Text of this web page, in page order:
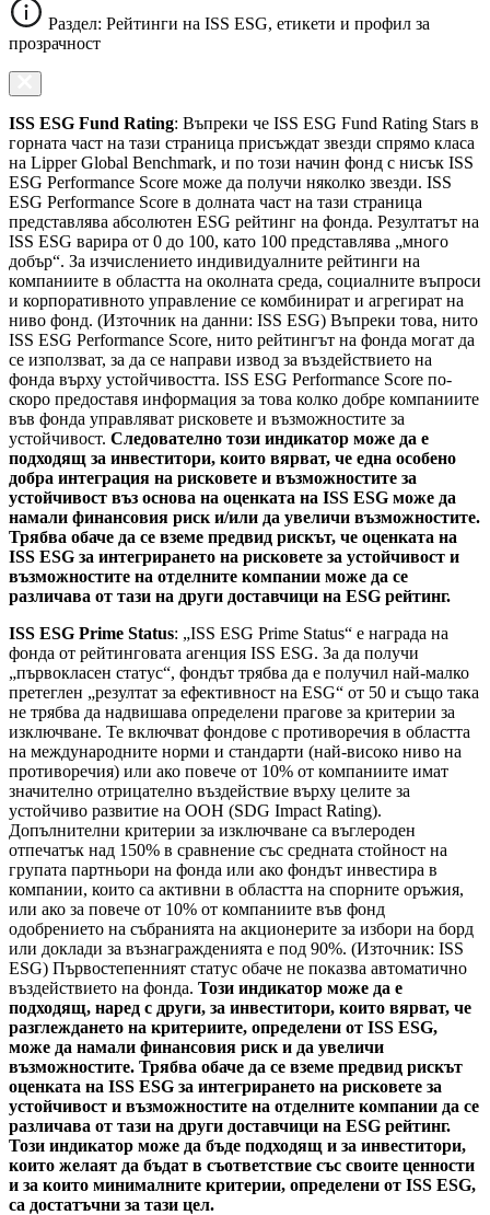
Раздел: Рейтинги на ISS ESG, етикети и профил за
прозрачност
ISS ESG Fund Rating: Въпреки че ISS ESG Fund Rating Stars в
горната част на тази страница присъждат звезди спрямо класа
на Lipper Global Benchmark, и по този начин фонд с нисък ISS
ESG Performance Score може да получи няколко звезди. ISS
ESG Performance Score в долната част на тази страница
представлява абсолютен ESG рейтинг на фонда. Резултатът на
ISS ESG варира от 0 до 100, като 100 представлява „много
добър“. За изчислението индивидуалните рейтинги на
компаниите в областта на околната среда, социалните въпроси
и корпоративното управление се комбинират и агрегират на
ниво фонд. (Източник на данни: ISS ESG) Въпреки това, нито
ISS ESG Performance Score, нито рейтингът на фонда могат да
се използват, за да се направи извод за въздействието на
фонда върху устойчивостта. ISS ESG Performance Score по-
скоро предоставя информация за това колко добре компаниите
във фонда управляват рисковете и възможностите за
устойчивост. Следователно този индикатор може да е
подходящ за инвеститори, които вярват, че една особено
добра интеграция на рисковете и възможностите за
устойчивост въз основа на оценката на ISS ESG може да
намали финансовия риск и/или да увеличи възможностите.
Трябва обаче да се вземе предвид рискът, че оценката на
ISS ESG за интегрирането на рисковете за устойчивост и
възможностите на отделните компании може да се
различава от тази на други доставчици на ESG рейтинг.
ISS ESG Prime Status: „ISS ESG Prime Status“ е награда на
фонда от рейтинговата агенция ISS ESG. За да получи
„първокласен статус“, фондът трябва да е получил най-малко
претеглен „резултат за ефективност на ESG“ от 50 и също така
не трябва да надвишава определени прагове за критерии за
изключване. Те включват фондове с противоречия в областта
на международните норми и стандарти (най-високо ниво на
противоречия) или ако повече от 10% от компаниите имат
значително отрицателно въздействие върху целите за
устойчиво развитие на ООН (SDG Impact Rating).
Допълнителни критерии за изключване са въглероден
отпечатък над 150% в сравнение със средната стойност на
групата партньори на фонда или ако фондът инвестира в
компании, които са активни в областта на спорните оръжия,
или ако за повече от 10% от компаниите във фонд
одобрението на събранията на акционерите за избори на борд
или доклади за възнагражденията е под 90%. (Източник: ISS
ESG) Първостепенният статус обаче не показва автоматично
въздействието на фонда. Този индикатор може да е
подходящ, наред с други, за инвеститори, които вярват, че
разглеждането на критериите, определени от ISS ESG,
може да намали финансовия риск и да увеличи
възможностите. Трябва обаче да се вземе предвид рискът
оценката на ISS ESG за интегрирането на рисковете за
устойчивост и възможностите на отделните компании да се
различава от тази на други доставчици на ESG рейтинг.
Този индикатор може да бъде подходящ и за инвеститори,
които желаят да бъдат в съответствие със своите ценности
и за които минималните критерии, определени от ISS ESG,
са достатъчни за тази цел.